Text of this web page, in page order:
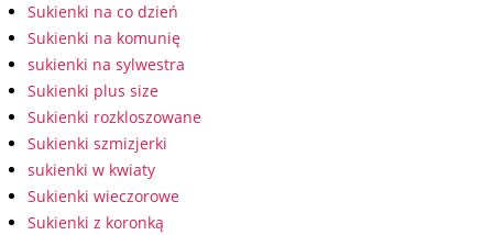
Sukienki na co dzień
Sukienki na komunię
sukienki na sylwestra
Sukienki plus size
Sukienki rozkloszowane
Sukienki szmizjerki
sukienki w kwiaty
Sukienki wieczorowe
Sukienki z koronką